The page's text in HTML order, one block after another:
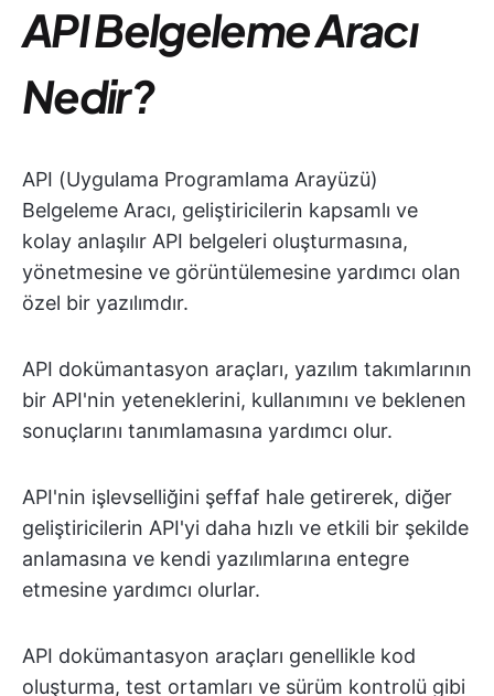
API Belgeleme Aracı
Nedir?
API (Uygulama Programlama Arayüzü)
Belgeleme Aracı, geliştiricilerin kapsamlı ve
kolay anlaşılır API belgeleri oluşturmasına,
yönetmesine ve görüntülemesine yardımcı olan
özel bir yazılımdır.
API dokümantasyon araçları, yazılım takımlarının
bir API'nin yeteneklerini, kullanımını ve beklenen
sonuçlarını tanımlamasına yardımcı olur.
API'nin işlevselliğini şeffaf hale getirerek, diğer
geliştiricilerin API'yi daha hızlı ve etkili bir şekilde
anlamasına ve kendi yazılımlarına entegre
etmesine yardımcı olurlar.
API dokümantasyon araçları genellikle kod
oluşturma, test ortamları ve sürüm kontrolü gibi